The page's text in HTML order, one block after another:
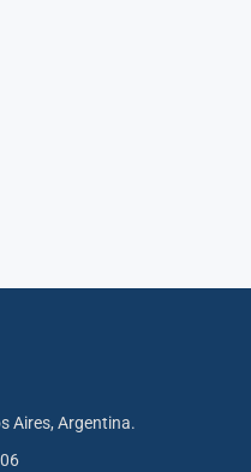
Aires, Argentina.